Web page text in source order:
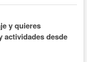
y quieres
actividades desde